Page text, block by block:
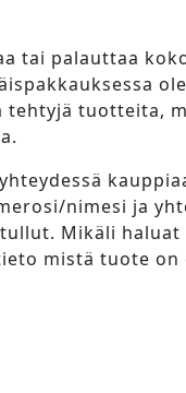
tai palauttaa
tuotteita,
nimesi ja
Mikäli
mistä tuote on